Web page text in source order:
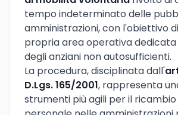
tempo indeterminato delle
amministrazioni, con l'obiettivo
propria area operativa
degli anziani non autosufficienti.
La procedura, disciplinata dall'
D.Lgs. 165/2001, rappresenta
strumenti più agili per il